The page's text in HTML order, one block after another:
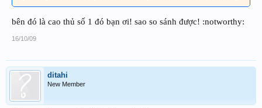
bên đó là cao thủ số 1 đó bạn ơi! sao so sánh được! :notworthy:
16/10/09
ditahi
New Member